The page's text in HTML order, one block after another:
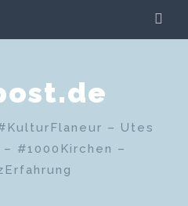
– Utes
#1000Kirchen –